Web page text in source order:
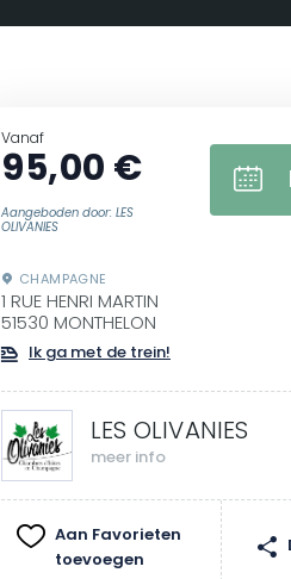
Vanaf
95,00 €
Aangeboden door: LES
OLIVANIES
CHAMPAGNE
1 RUE HENRI MARTIN
51530 MONTHELON
Ik ga met de trein!
LES OLIVANIES
meer info
Aan Favorieten
toevoegen